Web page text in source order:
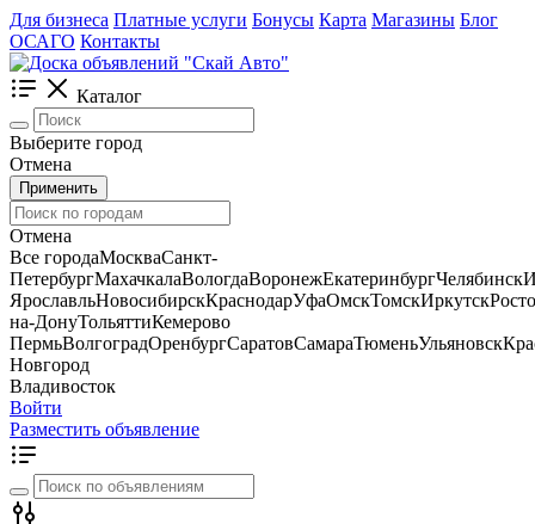
Для бизнеса Платные услуги Бонусы Карта Магазины Блог
ОСАГО Контакты
Каталог
Выберите город
Отмена
Применить
Отмена
Все городаМоскваСанкт-
ПетербургМахачкалаВологдаВоронежЕкатеринбургЧелябинск
ЯрославльНовосибирскКраснодарУфаОмскТомскИркутск
на-ДонуТольяттиКемерово
ПермьВолгоградОренбургСаратовСамараТюменьУльяновск
Новгород
Владивосток
Войти
Разместить объявление